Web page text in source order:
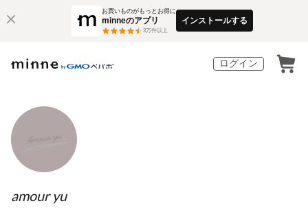
お買いものがもっとお得に
minneのアプリ
3万件以上
インストールする
ログイン
amour yu